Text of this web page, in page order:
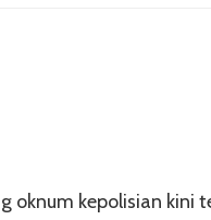
oknum kepolisian kini